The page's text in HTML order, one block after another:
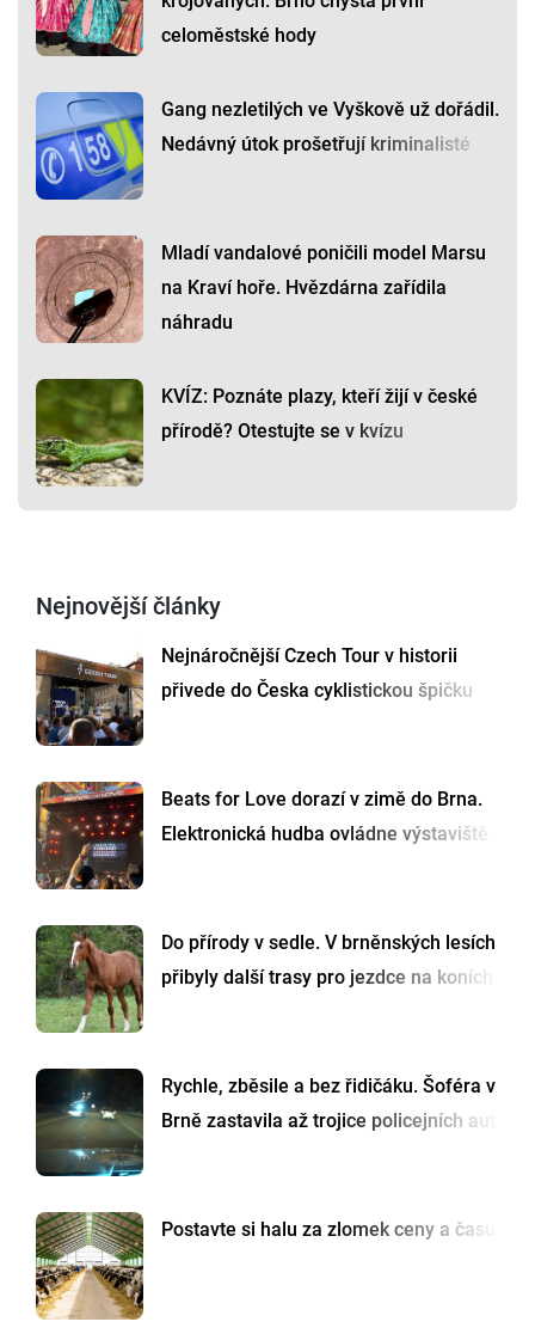
celoměstské hody
Gang nezletilých ve Vyškově už dořádil.
Nedávný útok prošetřují kriminalisté
Mladí vandalové poničili model Marsu
na Kraví hoře. Hvězdárna zařídila
náhradu
KVÍZ: Poznáte plazy, kteří žijí v české
přírodě? Otestujte se v kvízu
Nejnovější články
Nejnáročnější Czech Tour v historii
přivede do Česka cyklistickou špičku
Beats for Love dorazí v zimě do Brna.
Elektronická hudba ovládne výstaviště
Do přírody v sedle. V brněnských lesích
přibyly další trasy pro jezdce na koních
Rychle, zběsile a bez řidičáku. Šoféra v
Brně zastavila až trojice policejních aut
Postavte si halu za zlomek ceny a času